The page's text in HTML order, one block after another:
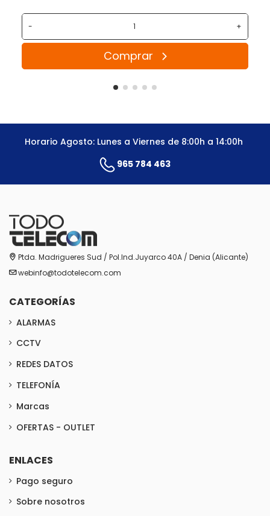
- +
Comprar
Horario Agosto: Lunes a Viernes de 8:00h a 14:00h
965 784 463
Ptda. Madrigueres Sud / Pol.Ind.Juyarco 40A / Denia (Alicante)
webinfo@todotelecom.com
CATEGORÍAS
ALARMAS
CCTV
REDES DATOS
TELEFONÍA
Marcas
OFERTAS - OUTLET
ENLACES
Pago seguro
Sobre nosotros